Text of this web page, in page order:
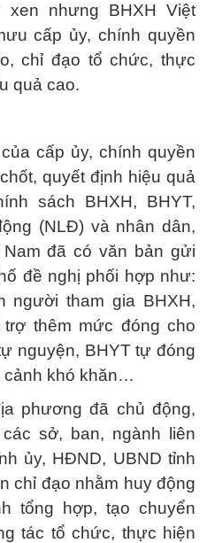
xen nhưng BHXH Việt
cấp ủy, chính quyền
chỉ đạo tổ chức, thực
quả cao.
cấp ủy, chính quyền
quyết định hiệu quả
sách BHXH, BHYT,
(NLĐ) và nhân dân,
đã có văn bản gửi
đề nghị phối hợp như:
người tham gia BHXH,
thêm mức đóng cho
nguyện, BHYT tự đóng
cảnh khó khăn…
phương đã chủ động,
sở, ban, ngành liên
ủy, HĐND, UBND tỉnh
chỉ đạo nhằm huy động
tổng hợp, tạo chuyển
tác tổ chức, thực hiện